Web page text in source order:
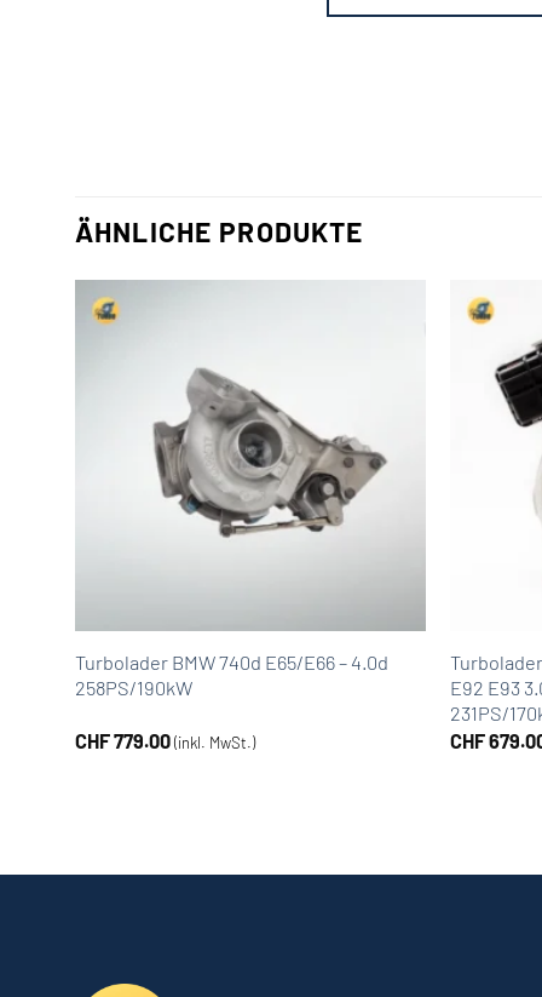
ÄHNLICHE PRODUKTE
Turbolader BMW 740d E65/E66 – 4.0d
258PS/190kW
CHF779.00 (inkl. MwSt.)
E92 E93
231PS/
CHF